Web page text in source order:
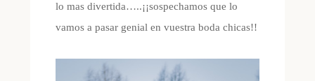
lo mas divertida…..¡¡sospechamos que lo
vamos a pasar genial en vuestra boda chicas!!